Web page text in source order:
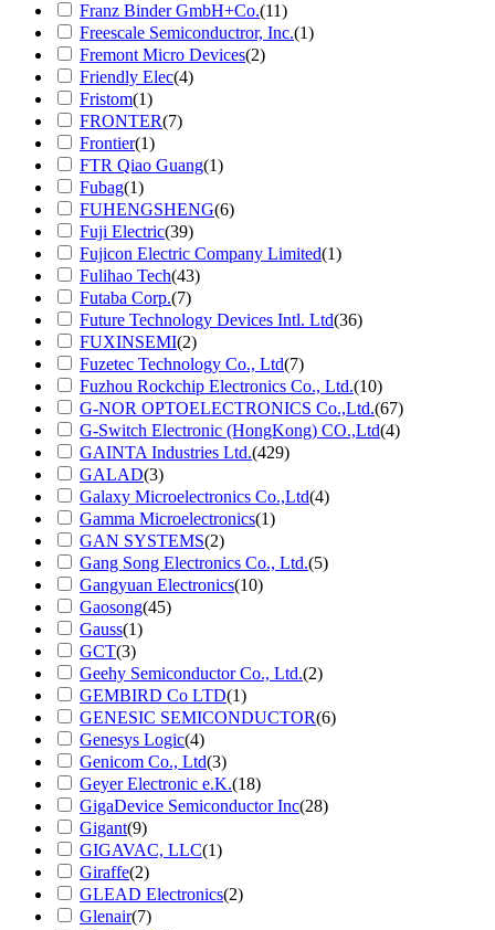
Franz Binder GmbH+Co.(11)
Freescale Semiconductror, Inc.(1)
Fremont Micro Devices(2)
Friendly Elec(4)
Fristom(1)
FRONTER(7)
Frontier(1)
FTR Qiao Guang(1)
Fubag(1)
FUHENGSHENG(6)
Fuji Electric(39)
Fujicon Electric Company Limited(1)
Fulihao Tech(43)
Futaba Corp.(7)
Future Technology Devices Intl. Ltd(36)
FUXINSEMI(2)
Fuzetec Technology Co., Ltd(7)
Fuzhou Rockchip Electronics Co., Ltd.(10)
G-NOR OPTOELECTRONICS Co.,Ltd.(67)
G-Switch Electronic (HongKong) CO.,Ltd(4)
GAINTA Industries Ltd.(429)
GALAD(3)
Galaxy Microelectronics Co.,Ltd(4)
Gamma Microelectronics(1)
GAN SYSTEMS(2)
Gang Song Electronics Co., Ltd.(5)
Gangyuan Electronics(10)
Gaosong(45)
Gauss(1)
GCT(3)
Geehy Semiconductor Co., Ltd.(2)
GEMBIRD Co LTD(1)
GENESIC SEMICONDUCTOR(6)
Genesys Logic(4)
Genicom Co., Ltd(3)
Geyer Electronic e.K.(18)
GigaDevice Semiconductor Inc(28)
Gigant(9)
GIGAVAC, LLC(1)
Giraffe(2)
GLEAD Electronics(2)
Glenair(7)